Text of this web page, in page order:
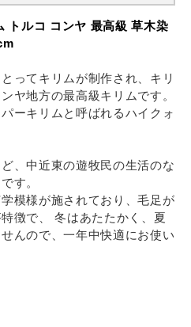
トルコ コンヤ 最高級 草木染
ってキリムが制作され、キリ
ヤ地方の最高級キリムです。
ーキリムと呼ばれるハイクォ
、中近東の遊牧民の生活のな
す。
模様が施されており、毛足が
徴で、 冬はあたたかく、夏
んので、一年中快適にお使い